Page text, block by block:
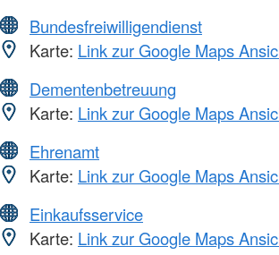
Bundesfreiwilligendienst
Karte: Link zur Google Maps
Dementenbetreuung
Karte: Link zur Google Maps
Ehrenamt
Karte: Link zur Google Maps
Einkaufsservice
Karte: Link zur Google Maps